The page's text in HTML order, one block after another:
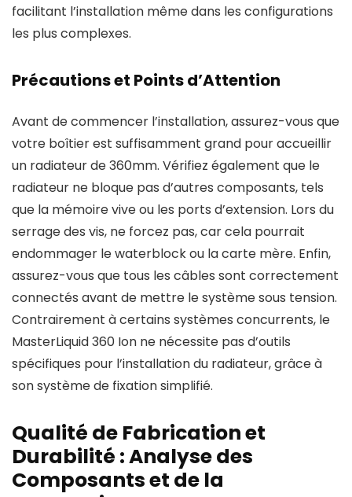
facilitant l’installation même dans les configurations
les plus complexes.
Précautions et Points d’Attention
Avant de commencer l’installation, assurez-vous que
votre boîtier est suffisamment grand pour accueillir
un radiateur de 360mm. Vérifiez également que le
radiateur ne bloque pas d’autres composants, tels
que la mémoire vive ou les ports d’extension. Lors du
serrage des vis, ne forcez pas, car cela pourrait
endommager le waterblock ou la carte mère. Enfin,
assurez-vous que tous les câbles sont correctement
connectés avant de mettre le système sous tension.
Contrairement à certains systèmes concurrents, le
MasterLiquid 360 Ion ne nécessite pas d’outils
spécifiques pour l’installation du radiateur, grâce à
son système de fixation simplifié.
Qualité de Fabrication et
Durabilité : Analyse des
Composants et de la